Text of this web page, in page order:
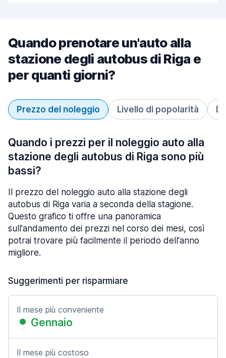
Quando prenotare un'auto alla
stazione degli autobus di Riga e
per quanti giorni?
Prezzo del noleggio Livello di popolarità
Quando i prezzi per il noleggio auto alla
stazione degli autobus di Riga sono più
bassi?
Il prezzo del noleggio auto alla stazione degli
autobus di Riga varia a seconda della stagione.
Questo grafico ti offre una panoramica
sull'andamento dei prezzi nel corso dei mesi, così
potrai trovare più facilmente il periodo dell'anno
migliore.
Suggerimenti per risparmiare
Il mese più conveniente
Gennaio
Il mese più costoso